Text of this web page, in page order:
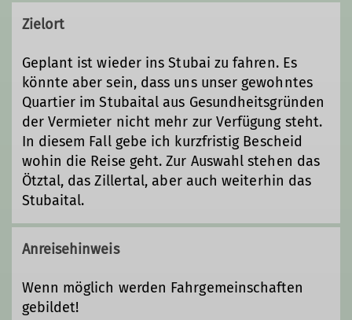
Zielort
Geplant ist wieder ins Stubai zu fahren. Es
könnte aber sein, dass uns unser gewohntes
Quartier im Stubaital aus Gesundheitsgründen
der Vermieter nicht mehr zur Verfügung steht.
In diesem Fall gebe ich kurzfristig Bescheid
wohin die Reise geht. Zur Auswahl stehen das
Ötztal, das Zillertal, aber auch weiterhin das
Stubaital.
Anreisehinweis
Wenn möglich werden Fahrgemeinschaften
gebildet!